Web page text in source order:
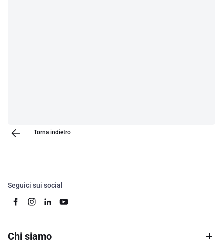
Torna indietro
Seguici sui social
Chi siamo